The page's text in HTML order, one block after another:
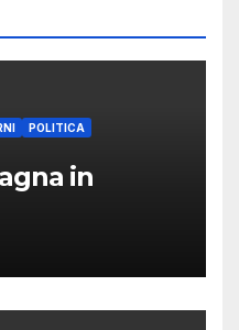
POLITICA
in